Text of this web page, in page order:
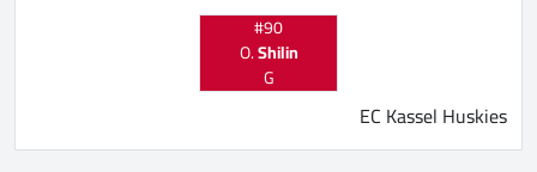
#90
O.Shilin
G
EC Kassel Huskies